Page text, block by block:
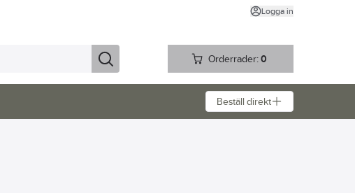
Logga in
Orderrader: 0
Beställ direkt